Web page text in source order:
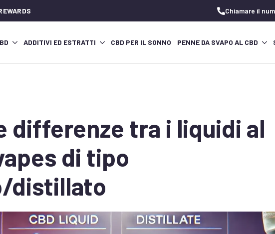
Chiamare il
ADDITIVI ED ESTRATTI CBD PER IL SONNO PENNE DA SVAPO AL CBD
differenze tra i liquidi al
di tipo
distillato